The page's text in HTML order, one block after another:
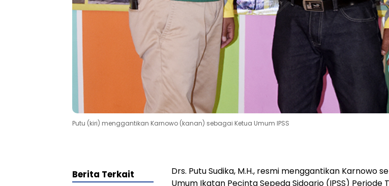
Putu (kiri) menggantikan Karnowo (kanan) sebagai Ketua Umum IPSS
Drs. Putu Sudika, M.H., resmi menggantikan Karnowo
Umum Ikatan Pecinta Sepeda Sidoarjo (IPSS) Periode
Berita Terkait